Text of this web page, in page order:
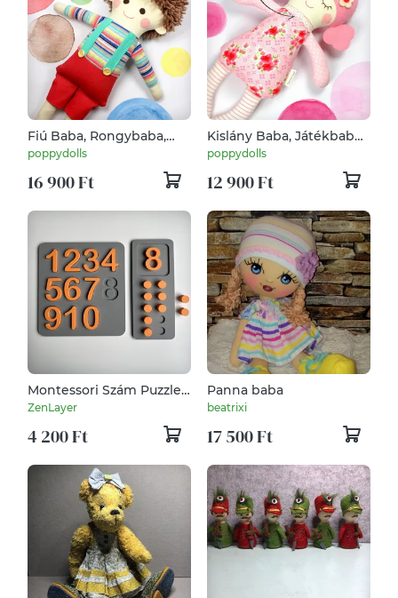
Fiú Baba, Rongybaba,
Játékbaba -Bonifác
poppydolls
16 900 Ft
Kislány Baba, Játékbaba,
Textilbaba, Rongybaba,
Textil Játék- Rózsaszín
Zöld Virágos Bella
poppydolls
12 900 Ft
Montessori Szám Puzzle
és Számoló Tálca
Kisgyerekeknek 3D
Nyomtatott Oktatójáték
ZenLayer
4 200 Ft
Panna baba
beatrixi
17 500 Ft